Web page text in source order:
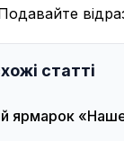
статті
ярмарок